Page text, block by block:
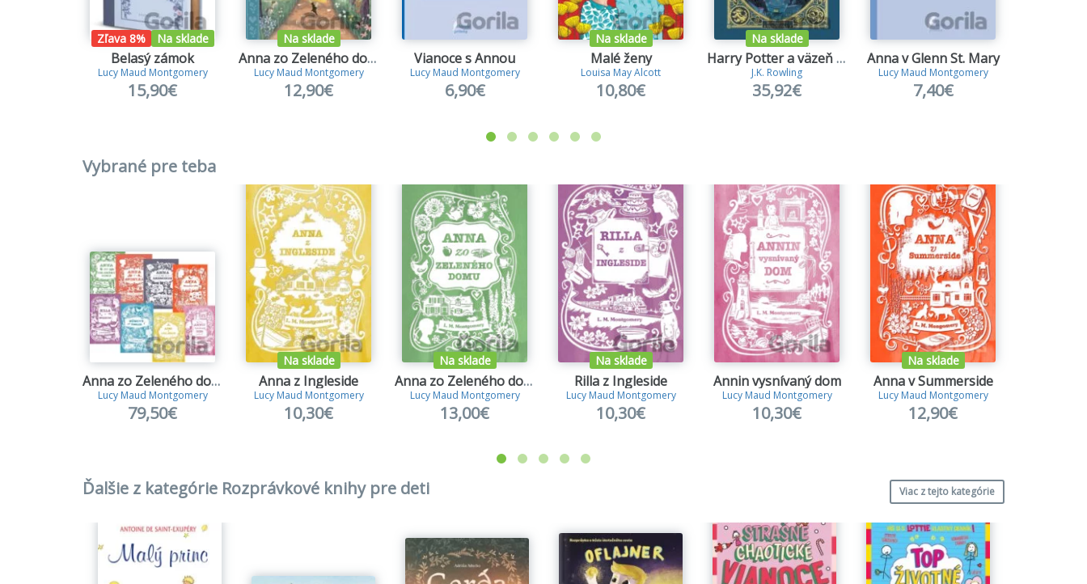
Zľava 8% Na sklade
Belasý zámok
Lucy Maud Montgomery
15,90€
Na sklade
Anna zo Zeleného domu
Lucy Maud Montgomery
12,90€
Vianoce s Annou
Lucy Maud Montgomery
6,90€
Na sklade
Malé ženy
Louisa May Alcott
10,80€
Na sklade
Harry Potter a väzeň z Azkabanu (MinaLima)
J.K. Rowling
35,92€
Anna v Glenn St. Mary
Lucy Maud Montgomery
7,40€
Vybrané pre teba
Anna zo Zeleného domu (kolekcia 1-8)
Lucy Maud Montgomery
79,50€
Na sklade
Anna z Ingleside
Lucy Maud Montgomery
10,30€
Na sklade
Anna zo Zeleného domu
Lucy Maud Montgomery
13,00€
Na sklade
Rilla z Ingleside
Lucy Maud Montgomery
10,30€
Annin vysnívaný dom
Lucy Maud Montgomery
10,30€
Na sklade
Anna v Summerside
Lucy Maud Montgomery
12,90€
Ďalšie z kategórie Rozprávkové knihy pre deti Viac z tejto kategórie